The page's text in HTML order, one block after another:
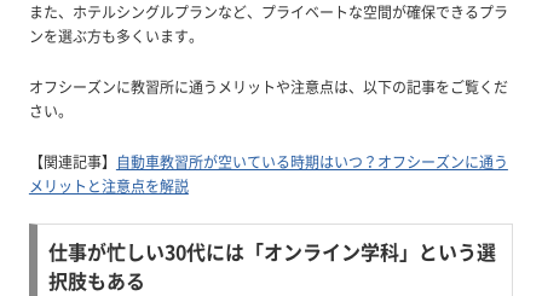
また、ホテルシングルプランなど、プライベートな空間が確保できるプラ
ンを選ぶ方も多くいます。
オフシーズンに教習所に通うメリットや注意点は、以下の記事をご覧くだ
さい。
【関連記事】 自動車教習所が空いている時期はいつ？オフシーズンに通う
メリットと注意点を解説
仕事が忙しい30代には「オンライン学科」という選
択肢もある